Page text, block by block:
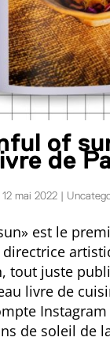
of
de
12 mai 2022 |
est le
tout juste
livre de
de soleil de